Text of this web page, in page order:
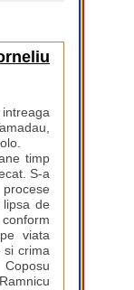
timp
S-a
de
viata
si crima